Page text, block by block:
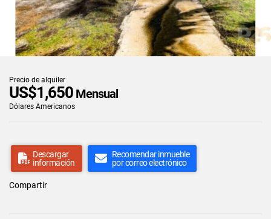
Precio de alquiler
US$1,650 Mensual
Dólares Americanos
Descargar
información
Recomendar inmueble
por correo electrónico
Compartir